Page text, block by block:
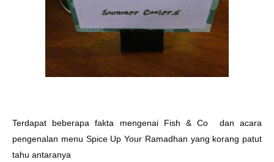
Terdapat beberapa fakta mengenai Fish & Co dan acara
pengenalan menu Spice Up Your Ramadhan yang korang patut
tahu antaranya